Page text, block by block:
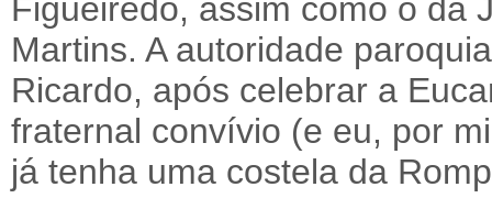
Figueiredo, assim como o da
Martins. A autoridade
Ricardo, após celebrar a
fraternal convívio (e eu, por
já tenha uma costela da